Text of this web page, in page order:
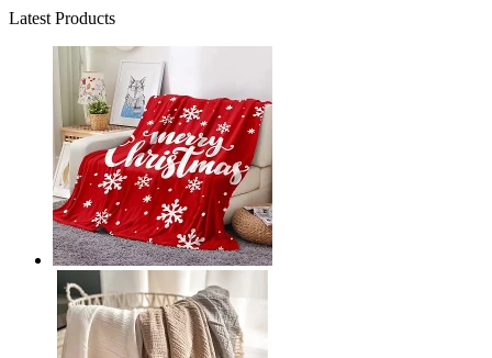
Latest Products